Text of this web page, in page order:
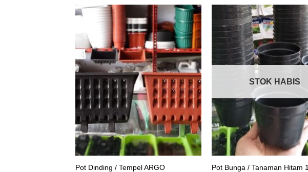
Pot Dinding / Tempel ARGO
STOK HABIS
Pot Bunga / Tanaman Hitam